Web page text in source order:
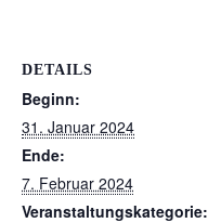
DETAILS
Beginn:
31. Januar 2024
Ende:
7. Februar 2024
Veranstaltungskategorie: